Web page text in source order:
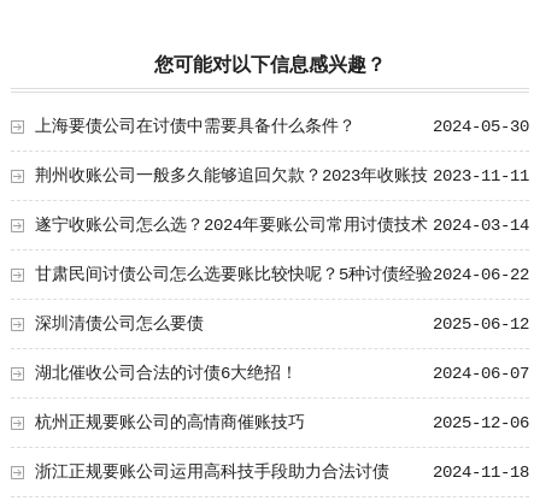
您可能对以下信息感兴趣？
2024-05-30
上海要债公司在讨债中需要具备什么条件？
2023-11-11
荆州收账公司一般多久能够追回欠款？2023年收账技
巧 2024-03-14
遂宁收账公司怎么选？2024年要账公司常用讨债技术
2024-06-22
甘肃民间讨债公司怎么选要账比较快呢？5种讨债经验
分享 2025-06-12
深圳清债公司怎么要债
2024-06-07
湖北催收公司合法的讨债6大绝招！
2025-12-06
杭州正规要账公司的高情商催账技巧
2024-11-18
浙江正规要账公司运用高科技手段助力合法讨债